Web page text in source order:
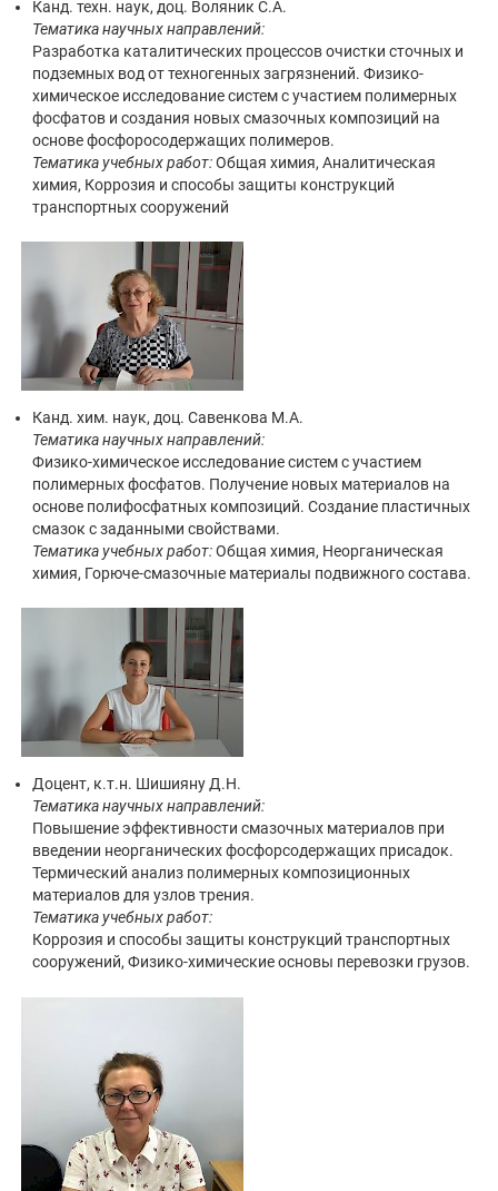
Канд. техн. наук, доц. Воляник С.А.
Тематика научных направлений:
Разработка каталитических процессов очистки сточных и
подземных вод от техногенных загрязнений. Физико-
химическое исследование систем с участием полимерных
фосфатов и создания новых смазочных композиций на
основе фосфоросодержащих полимеров.
Тематика учебных работ:Общая химия, Аналитическая
химия, Коррозия и способы защиты конструкций
транспортных сооружений
Канд. хим. наук, доц. Савенкова М.А.
Тематика научных направлений:
Физико-химическое исследование систем с участием
полимерных фосфатов. Получение новых материалов на
основе полифосфатных композиций. Создание пластичных
смазок с заданными свойствами.
Тематика учебных работ:Общая химия, Неорганическая
химия, Горюче-смазочные материалы подвижного состава.
Доцент, к.т.н. Шишияну Д.Н.
Тематика научных направлений:
Повышение эффективности смазочных материалов при
введении неорганических фосфорсодержащих присадок.
Термический анализ полимерных композиционных
материалов для узлов трения.
Тематика учебных работ:
Коррозия и способы защиты конструкций транспортных
сооружений, Физико-химические основы перевозки грузов.